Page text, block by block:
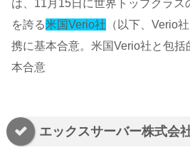
は、11月15日に世界トップクラス
を誇る米国Verio社 （以下、Verio
携に基本合意。米国Verio社と包括
本合意
エックスサーバー株式会